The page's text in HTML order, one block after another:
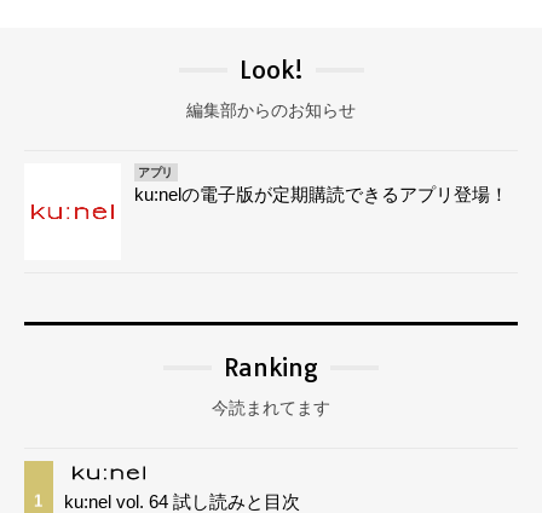
Look!
編集部からのお知らせ
アプリ
ku:nelの電子版が定期購読できるアプリ登場！
Ranking
今読まれてます
1 ku:nel vol. 64 試し読みと目次